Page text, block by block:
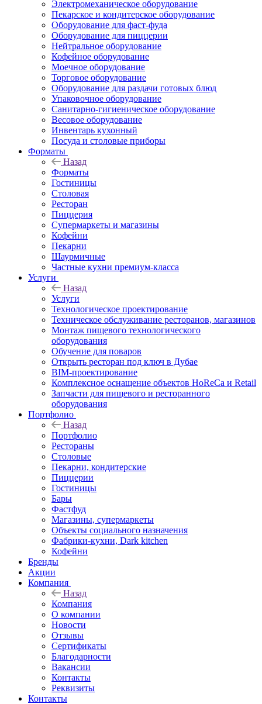
Электромеханическое оборудование
Пекарское и кондитерское оборудование
Оборудование для фаст-фуда
Оборудование для пиццерии
Нейтральное оборудование
Кофейное оборудование
Моечное оборудование
Торговое оборудование
Оборудование для раздачи готовых блюд
Упаковочное оборудование
Санитарно-гигиеническое оборудование
Весовое оборудование
Инвентарь кухонный
Посуда и столовые приборы
Форматы
Назад
Форматы
Гостиницы
Столовая
Ресторан
Пиццерия
Супермаркеты и магазины
Кофейни
Пекарни
Шаурмичные
Частные кухни премиум-класса
Услуги
Назад
Услуги
Технологическое проектирование
Техническое обслуживание ресторанов, магазинов
Монтаж пищевого технологического
оборудования
Обучение для поваров
Открыть ресторан под ключ в Дубае
BIM-проектирование
Комплексное оснащение объектов HoReCa и Retail
Запчасти для пищевого и ресторанного
оборудования
Портфолио
Назад
Портфолио
Рестораны
Столовые
Пекарни, кондитерские
Пиццерии
Гостиницы
Бары
Фастфуд
Магазины, супермаркеты
Объекты социального назначения
Фабрики-кухни, Dark kitchen
Кофейни
Бренды
Акции
Компания
Назад
Компания
О компании
Новости
Отзывы
Сертификаты
Благодарности
Вакансии
Контакты
Реквизиты
Контакты